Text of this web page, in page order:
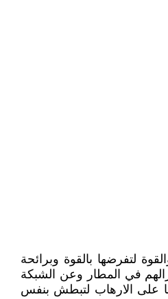
لتفرضها بالقوة وبرائحة
في المطار وعن الشبكة
على الارهاب لتبطش بنفس